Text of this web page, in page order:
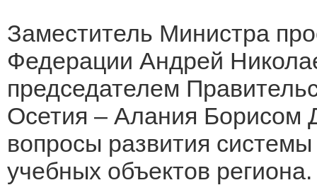
Заместитель Министра
Федерации Андрей
председателем
Осетия – Алания
вопросы развития
учебных объектов региона.